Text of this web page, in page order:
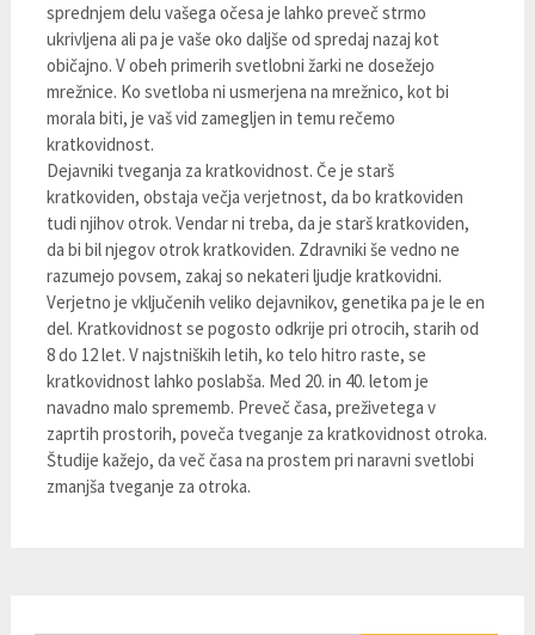
sprednjem delu vašega očesa je lahko preveč strmo
ukrivljena ali pa je vaše oko daljše od spredaj nazaj kot
običajno. V obeh primerih svetlobni žarki ne dosežejo
mrežnice. Ko svetloba ni usmerjena na mrežnico, kot bi
morala biti, je vaš vid zamegljen in temu rečemo
kratkovidnost.
Dejavniki tveganja za kratkovidnost. Če je starš
kratkoviden, obstaja večja verjetnost, da bo kratkoviden
tudi njihov otrok. Vendar ni treba, da je starš kratkoviden,
da bi bil njegov otrok kratkoviden. Zdravniki še vedno ne
razumejo povsem, zakaj so nekateri ljudje kratkovidni.
Verjetno je vključenih veliko dejavnikov, genetika pa je le en
del. Kratkovidnost se pogosto odkrije pri otrocih, starih od
8 do 12 let. V najstniških letih, ko telo hitro raste, se
kratkovidnost lahko poslabša. Med 20. in 40. letom je
navadno malo sprememb. Preveč časa, preživetega v
zaprtih prostorih, poveča tveganje za kratkovidnost otroka.
Študije kažejo, da več časa na prostem pri naravni svetlobi
zmanjša tveganje za otroka.